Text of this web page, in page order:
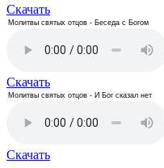
Скачать
Молитвы святых отцов - Беседа с Богом
Скачать
Молитвы святых отцов - И Бог сказал нет
Скачать